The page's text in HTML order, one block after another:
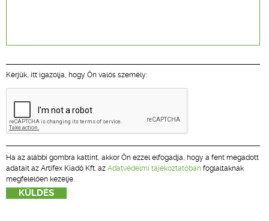
Kérjük, itt igazolja, hogy Ön valós személy:
Ha az alábbi gombra kattint, akkor Ön ezzel elfogadja, hogy a fent megadott
adatait az Artifex Kiadó Kft. az Adatvédelmi tájékoztatóban foglaltaknak
megfelelően kezelje.